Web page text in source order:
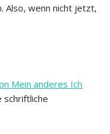
Also, wenn nicht jetzt,
Mein anderes Ich
schriftliche